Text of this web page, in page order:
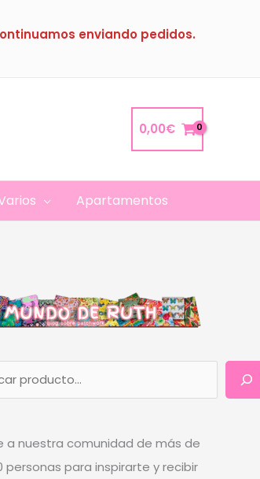
enviando pedidos.
0,00€
Apartamentos
a nuestra comunidad de más de
personas para inspirarte y recibir